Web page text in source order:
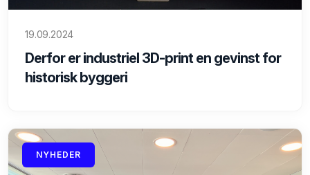
19.09.2024
Derfor er industriel 3D-print en gevinst for
historisk byggeri
NYHEDER